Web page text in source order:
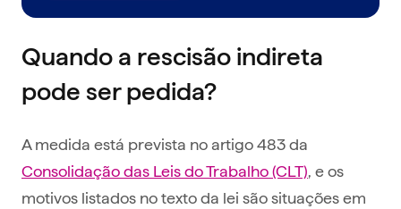
Quando a rescisão indireta
pode ser pedida?
A medida está prevista no artigo 483 da
Consolidação das Leis do Trabalho (CLT), e os
motivos listados no texto da lei são situações em